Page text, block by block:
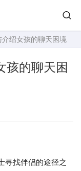
绍女孩的聊天困境
孩的聊天困
寻找伴侣的途径之